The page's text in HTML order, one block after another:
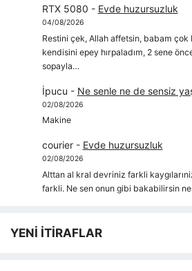
RTX 5080 - Evde huzursuzluk
04/08/2026
Restini çek, Allah affetsin, babam çok
kendisini epey hırpaladım, 2 sene
sopayla…
İpucu - Ne senle ne de sensiz
02/08/2026
Makine
courier- Evde huzursuzluk
02/08/2026
Alttan al kral devriniz farkli
farkli. Ne sen onun gibi bakabilirsin
YENİ İTİRAFLAR